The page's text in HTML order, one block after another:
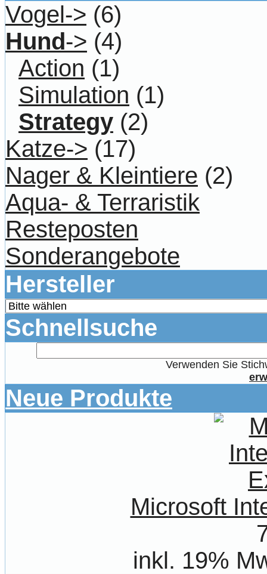
Vogel-> (6)
Hund-> (4)
Action (1)
Simulation (1)
Strategy (2)
Katze-> (17)
Nager & Kleintiere (2)
Aqua- & Terraristik
Resteposten
Sonderangebote
Hersteller
Schnellsuche
Verwenden Sie
Neue Produkte
Microsoft
inkl. 19%